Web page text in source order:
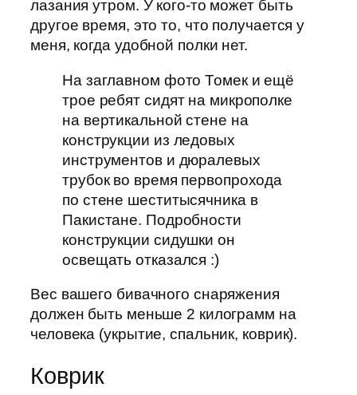
лазания утром. У кого-то может быть
другое время, это то, что получается у
меня, когда удобной полки нет.
На заглавном фото Томек и ещё
трое ребят сидят на микрополке
на вертикальной стене на
конструкции из ледовых
инструментов и дюралевых
трубок во время первопрохода
по стене шеститысячника в
Пакистане. Подробности
конструкции сидушки он
освещать отказался :)
Вес вашего бивачного снаряжения
должен быть меньше 2 килограмм на
человека (укрытие, спальник, коврик).
Коврик